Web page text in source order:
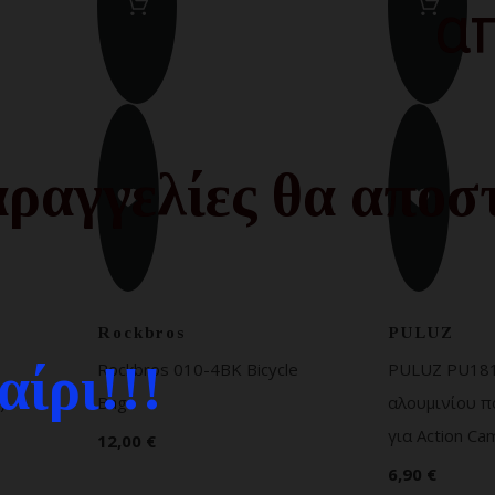
Rockbros
Rockbros 010-4BK Bicycle
Bag
12,00 €
PULUZ
PULUZ
αλουμινίου
για Action
6,90 €
θα